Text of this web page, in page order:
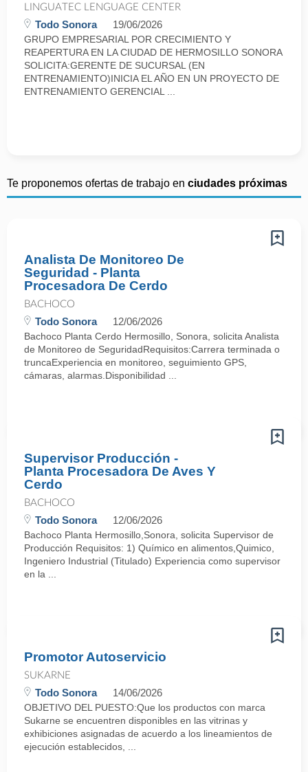
LINGUATEC LENGUAGE CENTER
Todo Sonora 19/06/2026
GRUPO EMPRESARIAL POR CRECIMIENTO Y
REAPERTURA EN LA CIUDAD DE HERMOSILLO SONORA
SOLICITA:GERENTE DE SUCURSAL (EN
ENTRENAMIENTO)INICIA EL AÑO EN UN PROYECTO DE
ENTRENAMIENTO GERENCIAL ...
Te proponemos ofertas de trabajo en ciudades próximas
Analista De Monitoreo De
Seguridad - Planta
Procesadora De Cerdo
BACHOCO
Todo Sonora 12/06/2026
Bachoco Planta Cerdo Hermosillo, Sonora, solicita Analista
de Monitoreo de SeguridadRequisitos:Carrera terminada o
truncaExperiencia en monitoreo, seguimiento GPS,
cámaras, alarmas.Disponibilidad ...
Supervisor Producción -
Planta Procesadora De Aves Y
Cerdo
BACHOCO
Todo Sonora 12/06/2026
Bachoco Planta Hermosillo,Sonora, solicita Supervisor de
Producción Requisitos: 1) Químico en alimentos,Quimico,
Ingeniero Industrial (Titulado) Experiencia como supervisor
en la ...
Promotor Autoservicio
SUKARNE
Todo Sonora 14/06/2026
OBJETIVO DEL PUESTO:Que los productos con marca
Sukarne se encuentren disponibles en las vitrinas y
exhibiciones asignadas de acuerdo a los lineamientos de
ejecución establecidos, ...